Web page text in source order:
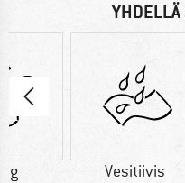
YHDELLÄ
g Vesitiivis